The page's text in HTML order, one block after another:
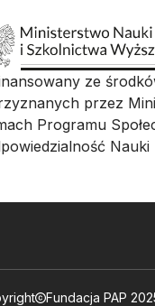
ze
przez
Programu
Nauki
Fundacja PAP